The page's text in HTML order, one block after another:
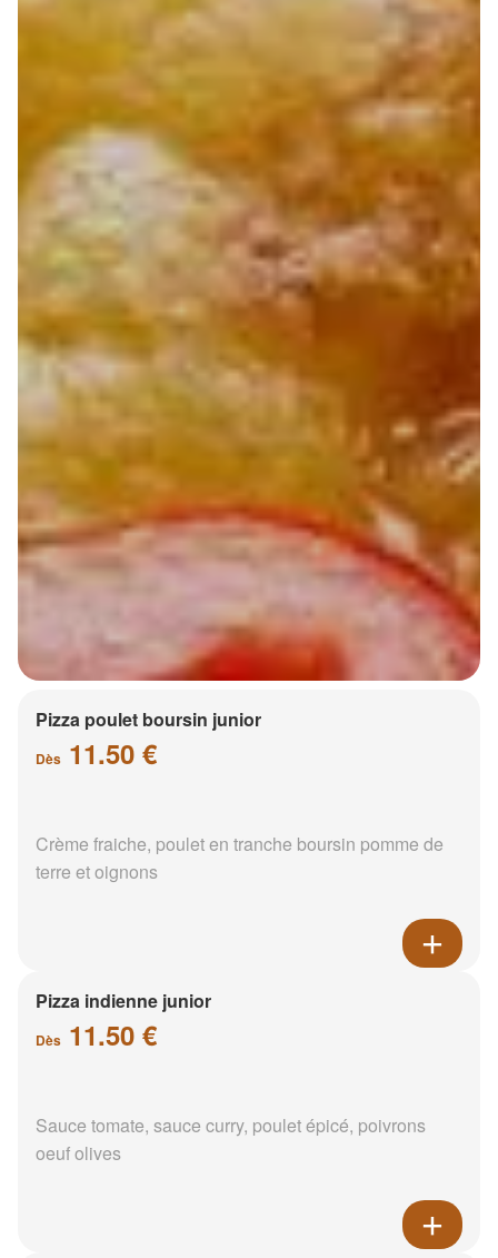
Pizza poulet boursin junior
Dès 11.50 €
Crème fraiche, poulet en tranche boursin pomme de
terre et oignons
Pizza indienne junior
Dès 11.50 €
Sauce tomate, sauce curry, poulet épicé, poivrons
oeuf olives